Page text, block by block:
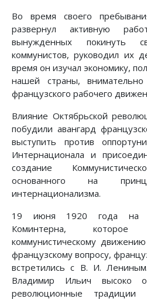
Во время своего
развернул активную
вынужденных покинуть
коммунистов, руководил их
время он изучал экономику,
нашей страны,
французского рабочего
Влияние Октябрьской
побудили авангард
выступить против
Интернационала и
создание
основанного на
интернационализма.
19 июня 1920 года на
Коминтерна,
коммунистическому
французскому вопросу,
встретились с В. И.
Владимир Ильич высоко
революционные традиции